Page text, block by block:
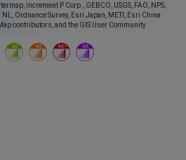
increment P Corp., GEBCO, USGS, FAO, NPS,
Ordnance Survey, Esri Japan, METI, Esri China
contributors, and the GIS User Community